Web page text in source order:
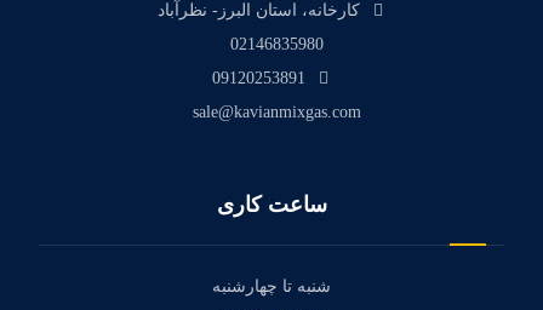
کارخانه، استان البرز- نظرآباد
02146835980
09120253891
sale@kavianmixgas.com
ساعت کاری
شنبه تا چهارشنبه